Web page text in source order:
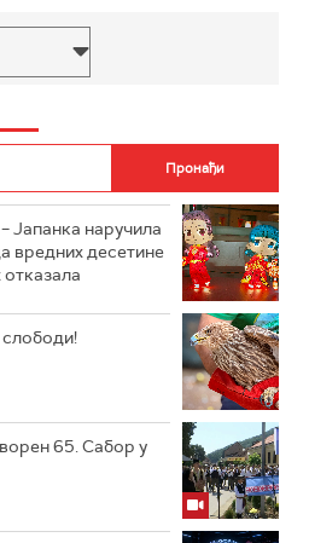
Јапанка наручила
вредних десетине
65. Сабор у